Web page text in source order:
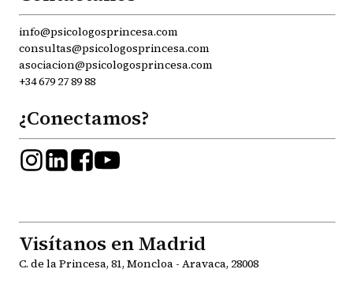
info@psicologosprincesa.com
consultas@psicologosprincesa.com
asociacion@psicologosprincesa.com
+34 679 27 89 88
¿Conectamos?
Visítanos en Madrid
C. de la Princesa, 81, Moncloa - Aravaca, 28008